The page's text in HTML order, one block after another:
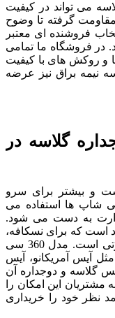
می تواند در کیفیت
مقاومت گرفته تا وضوح
فروشنده ای معتبر
در فروشگاه ما تمامی
و روکش های با کیفیت
نیمه براق نیز عرضه
گلاسه در
است و بیشتر برای سرو
شاپ ها استفاده می
به دست می شود.
است که برای نسکافه،
آمریکانو و چای طراحی شده و عایق حرارتی است. مدل 360 سی
آیس آمریکانو، آیس
گلاسه و دوجداره آن
مشتریان این امکان را
نظر خود را خریداری